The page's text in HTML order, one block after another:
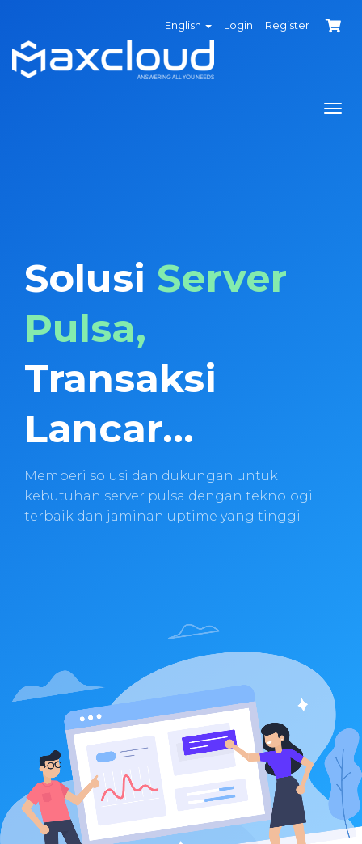
English Login Register
Solusi Server
Pulsa,
Transaksi
Lancar...
Memberi solusi dan dukungan untuk
kebutuhan server pulsa dengan teknologi
terbaik dan jaminan uptime yang tinggi